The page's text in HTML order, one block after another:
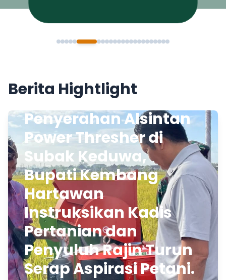
Berita Hightlight
Penyerahan Alsintan
Power Thresher di
Subak Keduwa,
Bupati Kembang
Hartawan
Instruksikan Kadis
Pertanian dan
Penyuluh Rajin Turun
Serap Aspirasi Petani.